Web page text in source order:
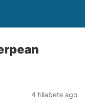
4 hilabete ago